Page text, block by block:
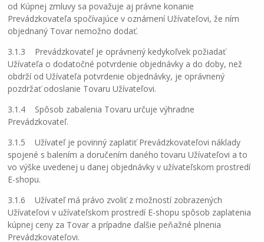
od Kúpnej zmluvy sa považuje aj právne konanie
Prevádzkovateľa spočívajúce v oznámení Užívateľovi, že ním
objednaný Tovar nemožno dodať.
3.1.3 Prevádzkovateľ je oprávnený kedykoľvek požiadať
Užívateľa o dodatočné potvrdenie objednávky a do doby, než
obdrží od Užívateľa potvrdenie objednávky, je oprávnený
pozdržať odoslanie Tovaru Užívateľovi.
3.1.4 Spôsob zabalenia Tovaru určuje výhradne
Prevádzkovateľ.
3.1.5 Užívateľ je povinný zaplatiť Prevádzkovateľovi náklady
spojené s balením a doručením daného tovaru Užívateľovi a to
vo výške uvedenej u danej objednávky v užívateľskom prostredí
E-shopu.
3.1.6 Užívateľ má právo zvoliť z možností zobrazených
Užívateľovi v užívateľskom prostredí E-shopu spôsob zaplatenia
kúpnej ceny za Tovar a prípadne ďalšie peňažné plnenia
Prevádzkovateľovi.